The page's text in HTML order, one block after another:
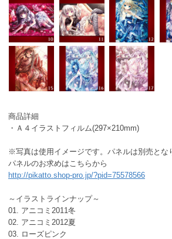
商品詳細
・Ａ４イラストフィルム(297×210mm)
※写真は使用イメージです。パネルは別売とな
パネルのお求めはこちらから
http://pikatto.shop-pro.jp/?pid=75578566
～イラストラインナップ～
01. アニコミ2011冬
02. アニコミ2012夏
03. ローズピンク